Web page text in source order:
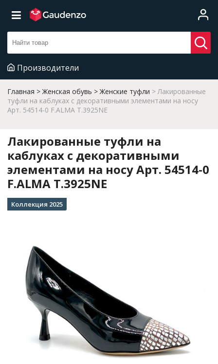
Производители
Главная Женская обувь Женские туфли
Лакированные
туфли на каблуках с декоративными элементами на носу
Арт. 54514-0 F.ALMA T.3925NE
Лакированные туфли на
каблуках с декоративными
элементами на носу Арт. 54514-0
F.ALMA T.3925NE
Коллекция 2025